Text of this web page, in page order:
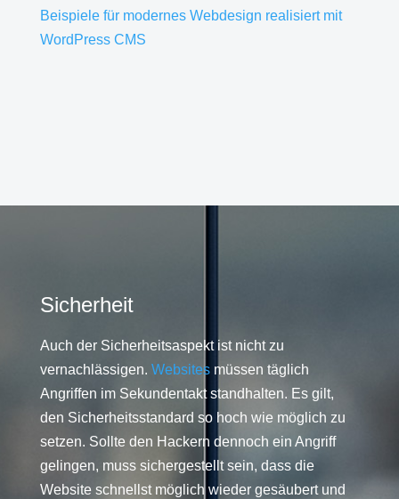
Beispiele für modernes Webdesign realisiert mit
WordPress CMS
Sicherheit
Auch der Sicherheitsaspekt ist nicht zu
vernachlässigen. Websitesmüssen täglich
Angriffen im Sekundentakt standhalten. Es gilt,
den Sicherheitsstandard so hoch wie möglich zu
setzen. Sollte den Hackern dennoch ein Angriff
gelingen, muss sichergestellt sein, dass die
Website schnellst möglich wieder gesäubert und